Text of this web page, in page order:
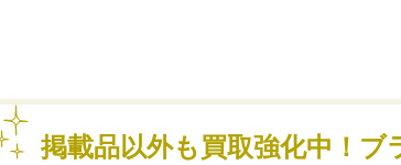
掲載品以外も買取強化中！